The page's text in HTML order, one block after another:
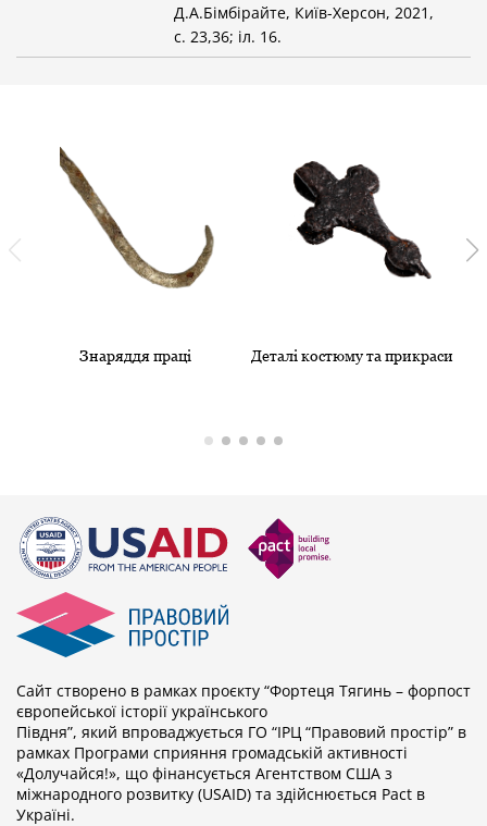
Д.А.Бімбірайте, Київ-Херсон, 2021,
с. 23,36; іл. 16.
Знаряддя праці Деталі костюму та прикраси
Сайт створено в рамках проєкту “Фортеця Тягинь – форпост
європейської історії українського
Півдня”, який впроваджується ГО “ІРЦ “Правовий простір” в
рамках Програми сприяння громадській активності
«Долучайся!», що фінансується Агентством США з
міжнародного розвитку (USAID) та здійснюється Pact в
Україні.